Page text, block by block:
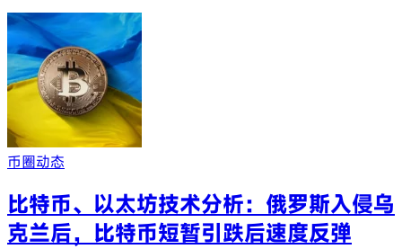
币圈动态
比特币、以太坊技术分析：俄罗斯入侵乌
克兰后，比特币短暂引跌后速度反弹